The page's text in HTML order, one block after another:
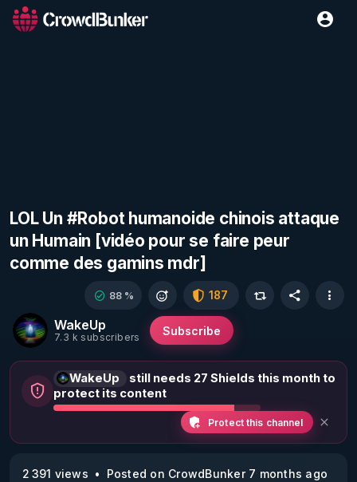
LOL Un #Robot humanoide chinois attaque
un Humain [vidéo pour se faire peur
comme des gamins mdr]
WakeUp
7.3 k subscribers Subscribe
88 % 187
WakeUp
still needs 27 Shields this month to
protect its content
Protect this channel
2 391 views
Posted on CrowdBunker 7 months ago